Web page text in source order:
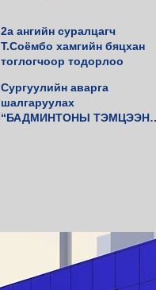
2а ангийн суралцагч
Т.Соёмбо хамгийн бяцхан
тоглогчоор тодорлоо
Сургуулийн аварга
шалгаруулах
“БАДМИНТОНЫ ТЭМЦЭЭН”